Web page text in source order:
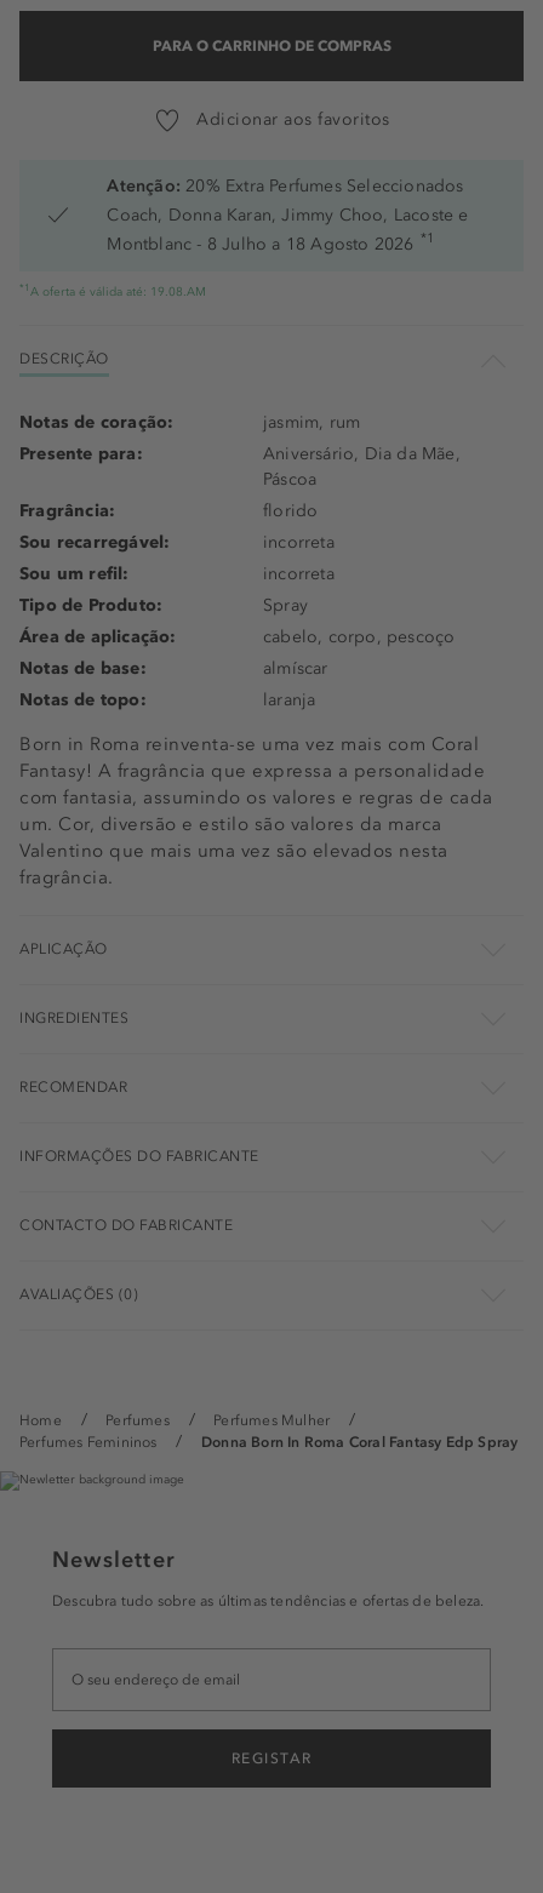
Home Perfumes
Perfumes Mulher
Perfumes Femininos
Donna Born In Roma Coral Fantasy Edp Spray
PARA O CARRINHO DE COMPRAS
Adicionar aos favoritos
Atenção: 20% Extra Perfumes Seleccionados
Coach, Donna Karan, Jimmy Choo, Lacoste e
Montblanc - 8 Julho a 18 Agosto 2026 *1
*1 A oferta é válida até: 19.08.AM
DESCRIÇÃO
Born in Roma reinventa-se uma vez mais com Coral
Fantasy! A fragrância que expressa a personalidade
com fantasia, assumindo os valores e regras de cada
um. Cor, diversão e estilo são valores da marca
Valentino que mais uma vez são elevados nesta
fragrância.
Notas de coração:
jasmim, rum
Presente para:
Aniversário, Dia da Mãe,
Páscoa
Fragrância:
florido
Sou recarregável:
incorreta
Sou um refil:
incorreta
Tipo de Produto:
Spray
Área de aplicação:
cabelo, corpo, pescoço
Notas de base:
almíscar
Notas de topo:
laranja
APLICAÇÃO
INGREDIENTES
RECOMENDAR
INFORMAÇÕES DO FABRICANTE
CONTACTO DO FABRICANTE
AVALIAÇÕES (0)
Newsletter
Descubra tudo sobre as últimas tendências e ofertas de beleza.
REGISTAR